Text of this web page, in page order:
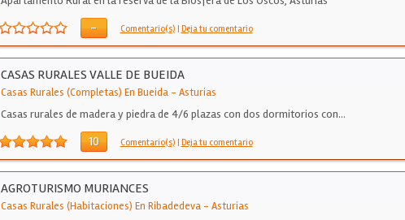
- Comentario(s) | Deja tu comentario
CASAS RURALES VALLE DE BUEIDA
Casas Rurales (Completas) En Bueida- Asturias
Casas rurales de madera y piedra de 4/6 plazas con dos dormitorios con…
10 Comentario(s) | Deja tu comentario
AGROTURISMO MURIANCES
Casas Rurales (Habitaciones) En Ribadedeva- Asturias